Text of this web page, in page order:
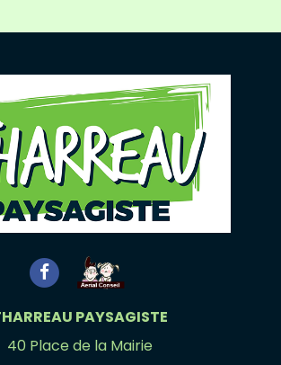
PAYSAGISTE
40 Place de la Mairie